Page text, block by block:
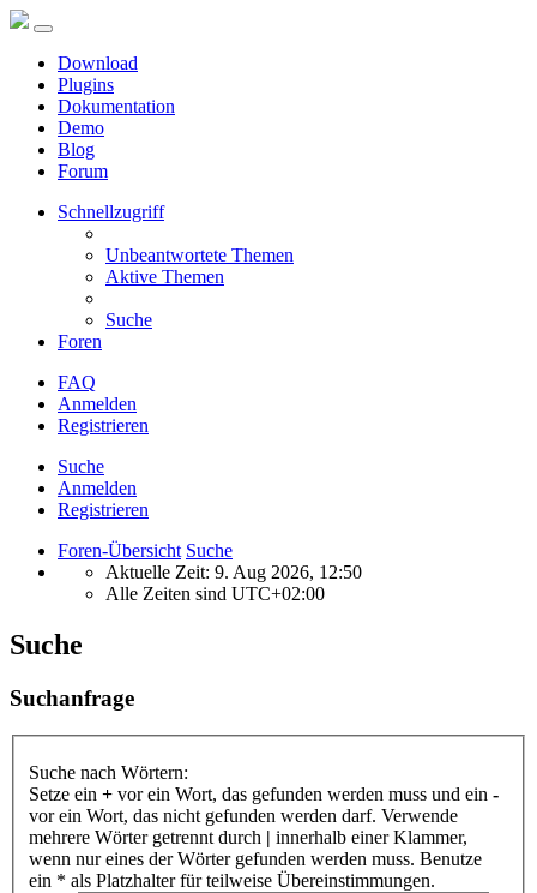
Download
Plugins
Dokumentation
Demo
Blog
Forum
Schnellzugriff
Unbeantwortete Themen
Aktive Themen
Suche
Foren
FAQ
Anmelden
Registrieren
Suche
Anmelden
Registrieren
Foren-Übersicht Suche
Aktuelle Zeit: 9. Aug 2026, 12:50
Alle Zeiten sind UTC+02:00
Suche
Suchanfrage
Suche nach Wörtern:
Setze ein + vor ein Wort, das gefunden werden muss und ein -
vor ein Wort, das nicht gefunden werden darf. Verwende
mehrere Wörter getrennt durch | innerhalb einer Klammer,
wenn nur eines der Wörter gefunden werden muss. Benutze
ein * als Platzhalter für teilweise Übereinstimmungen.